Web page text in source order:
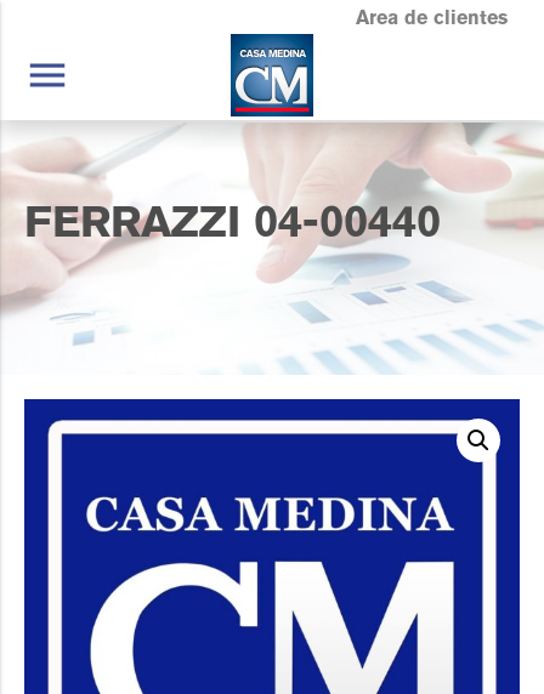
Area de clientes
menu
FERRAZZI 04-00440